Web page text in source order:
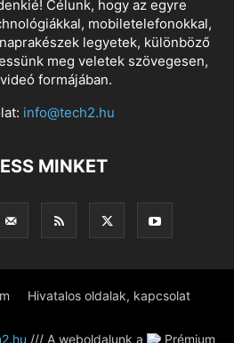
Célunk, hogy az egyre
mobiletelefonokkal,
legyetek, különböző
meg veletek szövegesen,
formájában.
info@tech2.hu
MINKET
Hivatalos oldalak, kapcsolat
/// A weboldalunk a Prémium